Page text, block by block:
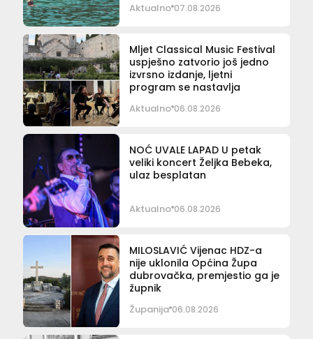
Aktualno 07.08.2026
Mljet Classical Music Festival
uspješno zatvorio još jedno
izvrsno izdanje, ljetni
program se nastavlja
Aktualno 06.08.2026
NOĆ UVALE LAPAD U petak
veliki koncert Željka Bebeka,
ulaz besplatan
Aktualno 06.08.2026
MILOSLAVIĆ Vijenac HDZ-a
nije uklonila Općina Župa
dubrovačka, premjestio ga je
župnik
Županija 06.08.2026